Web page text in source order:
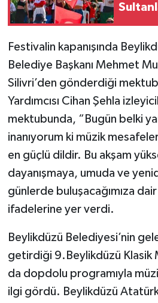
Festivalin kapanışında
Belediye Başkanı Mehmet
Silivri’den gönderdiği
Yardımcısı Cihan Şehla
mektubunda, “Bugün belki
inanıyorum ki müzik
en güçlü dildir. Bu akşam
dayanışmaya, umuda ve
günlerde buluşacağımıza
ifadelerine yer verdi.
Beylikdüzü Belediyesi’nin
getirdiği 9.Beylikdüzü Klasik
da dopdolu programıyla
ilgi gördü. Beylikdüzü